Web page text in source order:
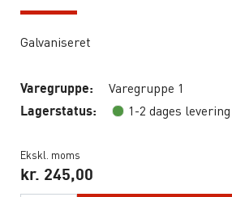
Galvaniseret
Varegruppe: Varegruppe 1
Lagerstatus: 1-2 dages levering
Ekskl. moms
kr. 245,00